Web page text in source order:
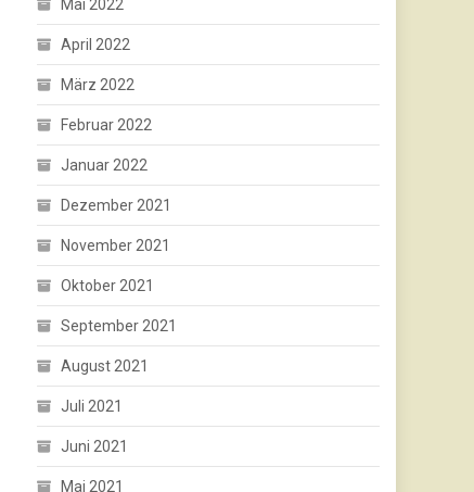
Mai 2022
April 2022
März 2022
Februar 2022
Januar 2022
Dezember 2021
November 2021
Oktober 2021
September 2021
August 2021
Juli 2021
Juni 2021
Mai 2021